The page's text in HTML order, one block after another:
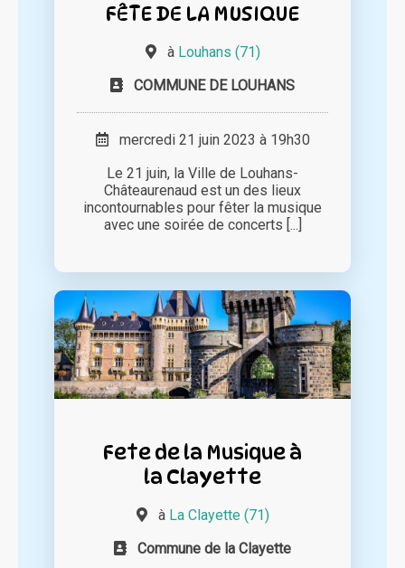
FÊTE DE LA MUSIQUE
à Louhans (71)
COMMUNE DE LOUHANS
mercredi 21 juin 2023 à 19h30
Le 21 juin, la Ville de Louhans-
Châteaurenaud est un des lieux
incontournables pour fêter la musique
avec une soirée de concerts [...]
Fete de la Musique à
la Clayette
à La Clayette (71)
Commune de la Clayette